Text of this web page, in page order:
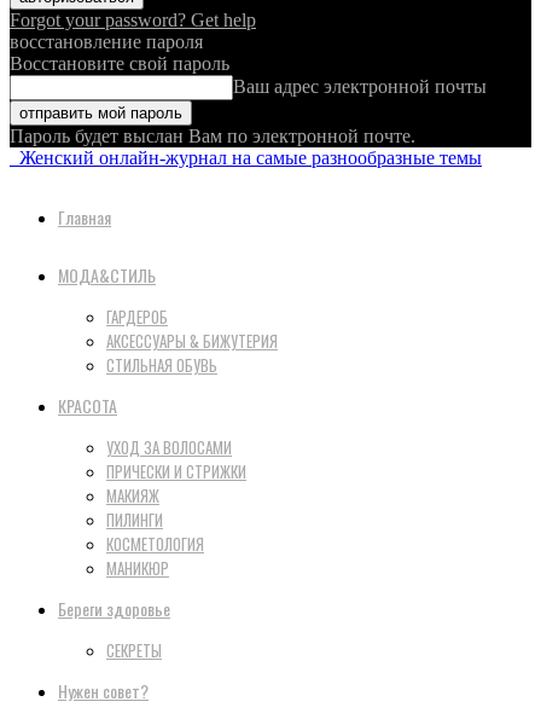
Forgot your password? Get help
восстановление пароля
Восстановите свой пароль
Ваш адрес электронной почты
Пароль будет выслан Вам по электронной почте.
Женский онлайн-журнал на самые разнообразные темы
Главная
МОДА&СТИЛЬ
ГАРДЕРОБ
АКСЕССУАРЫ & БИЖУТЕРИЯ
СТИЛЬНАЯ ОБУВЬ
КРАСОТА
УХОД ЗА ВОЛОСАМИ
ПРИЧЕСКИ И СТРИЖКИ
МАКИЯЖ
ПИЛИНГИ
КОСМЕТОЛОГИЯ
МАНИКЮР
Береги здоровье
СЕКРЕТЫ
Нужен совет?